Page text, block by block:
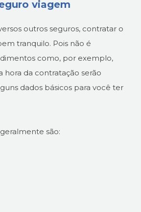
viagem
outros seguros, contratar o
tranquilo. Pois não é
como, por exemplo,
hora da contratação serão
dados básicos para você ter
são: